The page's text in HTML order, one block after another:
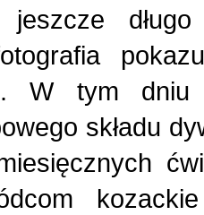
długo
W tym dniu
składu